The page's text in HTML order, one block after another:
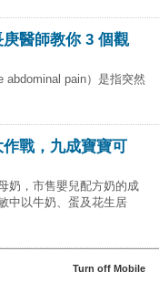
醫師教你 3 個觀
abdominal pain）是指突然
戰，九成寶寶可
奶，市售嬰兒配方奶的成
中以牛奶、蛋及花生居
Turn off Mobile